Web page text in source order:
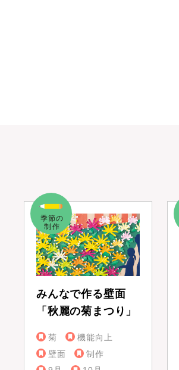
みんなで作る壁面
「秋麗の菊まつり」
菊
機能向上
壁面
制作